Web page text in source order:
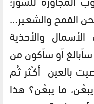
القمح والشعـير…
والأحذية
سأبالغ أو سأكون من
بالعين أكـْثر ثـُم
ما يبعْـن؟ هذا